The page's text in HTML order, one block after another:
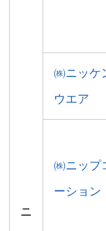
ニ
㈱ニッケ
ウエア
㈱ニップ
ーション